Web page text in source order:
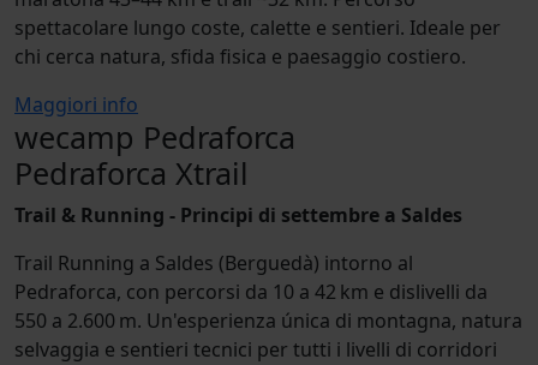
spettacolare lungo coste, calette e sentieri. Ideale per
chi cerca natura, sfida fisica e paesaggio costiero.
Maggiori info
wecamp Pedraforca
Pedraforca Xtrail
Trail & Running - Principi di settembre a Saldes
Trail Running a Saldes (Berguedà) intorno al
Pedraforca, con percorsi da 10 a 42 km e dislivelli da
550 a 2.600 m. Un'esperienza única di montagna, natura
selvaggia e sentieri tecnici per tutti i livelli di corridori